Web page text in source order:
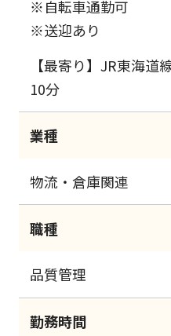
※自転車通勤可
※送迎あり
【最寄り】JR東海道
10分
業種
物流・倉庫関連
職種
品質管理
勤務時間